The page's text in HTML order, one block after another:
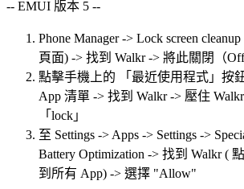
-- EMUI 版本 5 --
Phone Manager -> Lock screen
頁面) -> 找到 Walkr -> 將此關閉（Off
點擊手機上的 「最近使用程式」按
App 清單 -> 找到 Walkr -> 壓住
「lock」
至 Settings -> Apps -> Settings ->
Battery Optimization -> 找到 Walkr (
到所有 App) -> 選擇 "Allow"